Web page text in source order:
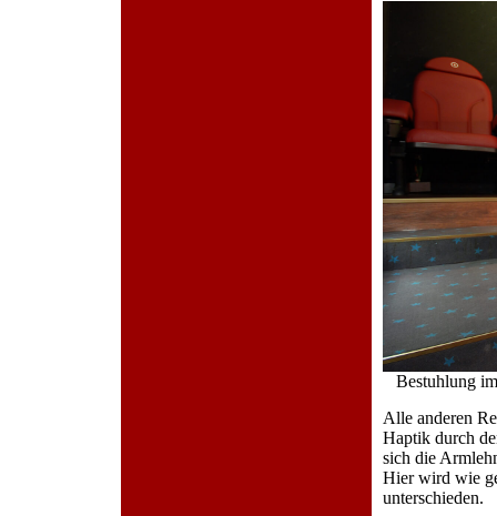
Bestuhlung
Alle anderen
Haptik durch
sich die
Hier wird wie
unterschieden.